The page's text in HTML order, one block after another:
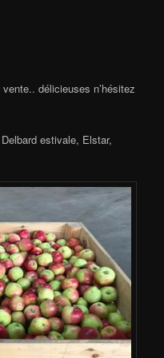
délicieuses n’hésitez
estivale, Elstar,